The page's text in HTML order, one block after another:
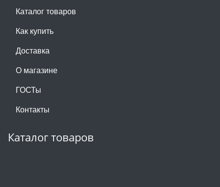
Каталог товаров
Как купить
Доставка
О магазине
ГОСТы
Контакты
Каталог товаров